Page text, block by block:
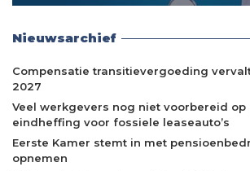
Nieuwsarchief
Compensatie transitievergoeding
2027
Veel werkgevers nog niet voorbereid op
eindheffing voor fossiele leaseauto’s
Eerste Kamer stemt in met
opnemen